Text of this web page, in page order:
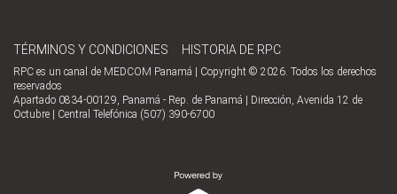
TÉRMINOS Y CONDICIONES HISTORIA DE RPC
RPC es un canal de MEDCOM Panamá | Copyright © 2026. Todos los derechos
reservados
Apartado 0834-00129, Panamá - Rep. de Panamá | Dirección, Avenida 12 de
Octubre | Central Telefónica (507) 390-6700